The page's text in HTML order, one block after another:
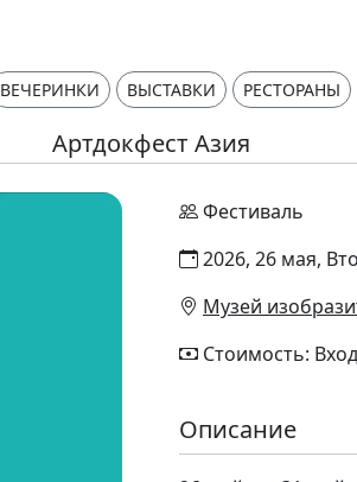
ВЕЧЕРИНКИ ВЫСТАВКИ РЕСТОРАНЫ
Артдокфест Азия
Фестиваль
2026, 26 мая,
Музей
Стоимость:
Описание